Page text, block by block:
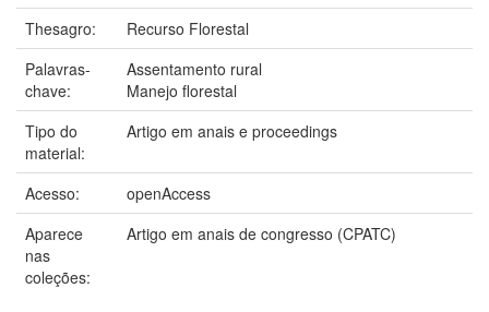
Thesagro:
Recurso Florestal
Palavras-
chave:
Assentamento rural
Manejo florestal
Tipo do
material:
Artigo em anais e proceedings
Acesso:
openAccess
Aparece
nas
coleções:
Artigo em anais de congresso (CPATC)